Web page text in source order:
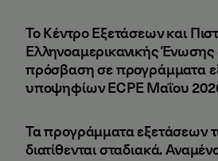
Το Κέντρο Εξετάσεων και
Ελληνοαμερικανικής Ένωσης
πρόσβαση σε προγράμματα
υποψηφίων ECPE Μαΐου
Τα προγράμματα
διατίθενται σταδιακά.